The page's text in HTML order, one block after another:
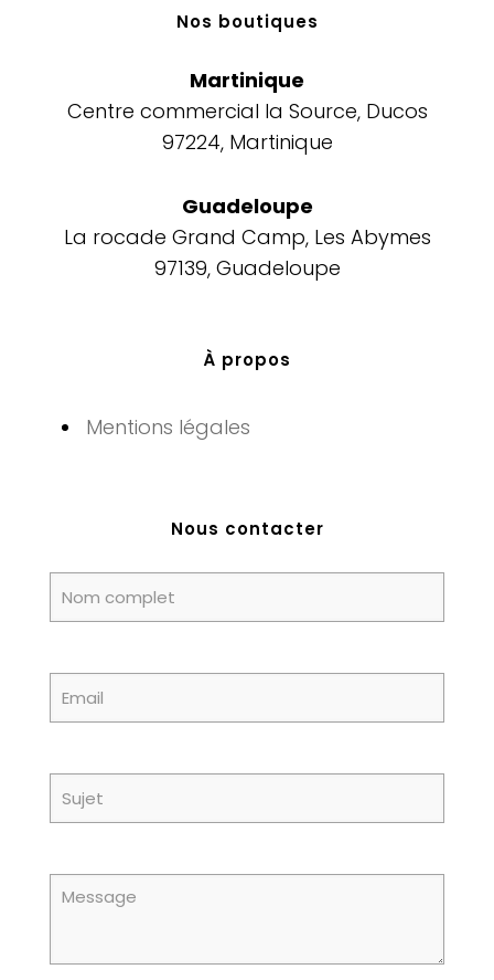
Nos boutiques​
Martinique
Centre commercial la Source, Ducos
97224, Martinique
Guadeloupe
La rocade Grand Camp, Les Abymes
97139, Guadeloupe
À propos
Mentions légales
Nous contacter